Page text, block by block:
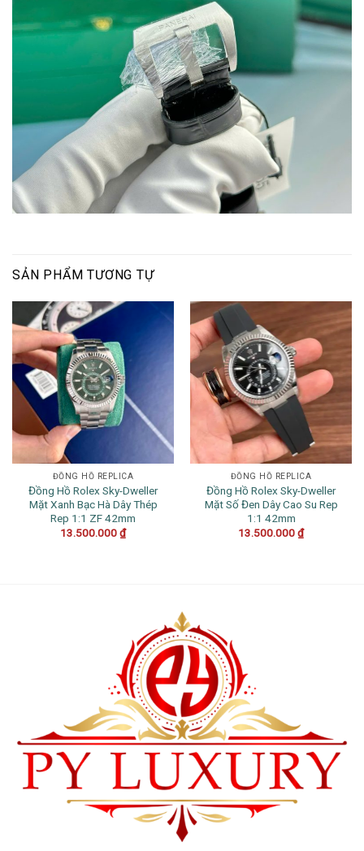
SẢN PHẨM TƯƠNG TỰ
ĐỒNG HỒ REPLICA
Đồng Hồ Rolex Sky-Dweller
Mặt Xanh Bạc Hà Dây Thép
Rep 1:1 ZF 42mm
13.500.000₫
ĐỒNG HỒ REPLICA
Đồng Hồ Rolex Sky-Dweller
Mặt Số Đen Dây Cao Su Rep
1:1 42mm
13.500.000₫